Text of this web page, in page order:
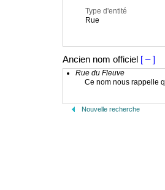
Type d'entité
Rue
Ancien nom officiel [ – ]
Rue du Fleuve
Ce nom nous rappelle
Nouvelle recherche